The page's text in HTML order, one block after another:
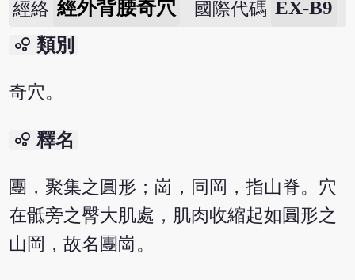
經絡 經外背腰奇穴 國際代碼 EX-B9
bubble_chart 類別
奇穴。
bubble_chart 釋名
團，聚集之圓形；崗，同岡，指山脊。穴
在骶旁之臀大肌處，肌肉收縮起如圓形之
山岡，故名團崗。